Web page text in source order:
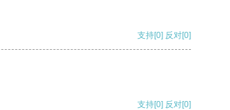
支持[0] 反对[0]
支持[0] 反对[0]